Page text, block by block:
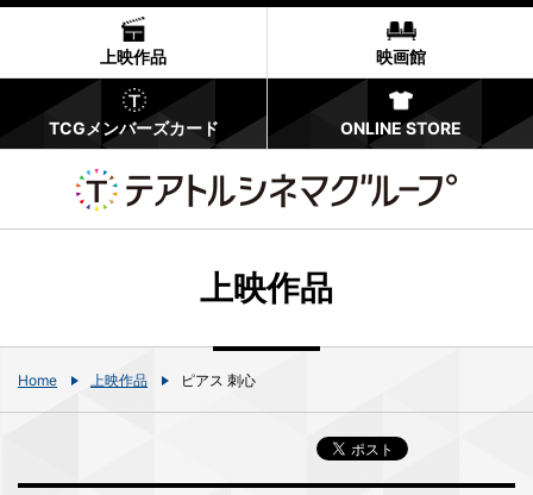
上映作品 映画館
TCGメンバーズカード ONLINE STORE
上映作品
Home 上映作品 ピアス 刺心